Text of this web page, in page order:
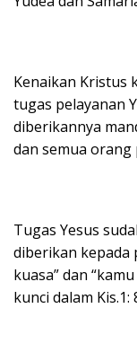
Kenaikan Kristus
tugas pelayanan
diberikannya
dan semua orang
Tugas Yesus
diberikan kepada
kuasa” dan
kunci dalam Kis.1: